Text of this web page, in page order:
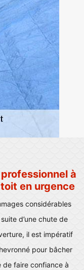
à
en urgence
considérables
d’une chute de
il est impératif
pour bâcher
faire confiance à